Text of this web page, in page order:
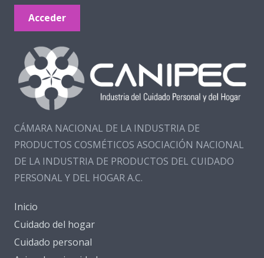
Acceder
CÁMARA NACIONAL DE LA INDUSTRIA DE
PRODUCTOS COSMÉTICOS ASOCIACIÓN NACIONAL
DE LA INDUSTRIA DE PRODUCTOS DEL CUIDADO
PERSONAL Y DEL HOGAR A.C.
Inicio
Cuidado del hogar
Cuidado personal